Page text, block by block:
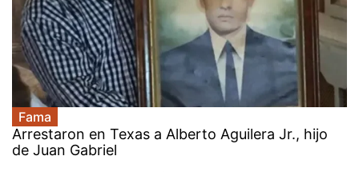
Fama
Arrestaron en Texas a Alberto Aguilera Jr., hijo
de Juan Gabriel